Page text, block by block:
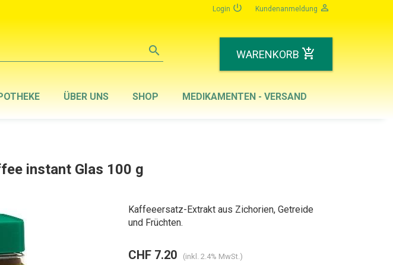
Login power_settings_new Kundenanmeldung person_outline
search WARENKORB add_shopping_cart
ÜBER UNS SHOP MEDIKAMENTEN - VERSAND
instant Glas 100 g
Kaffeeersatz-Extrakt aus Zichorien, Getreide
und Früchten.
CHF 7.20 (inkl. 2.4% MwSt.)